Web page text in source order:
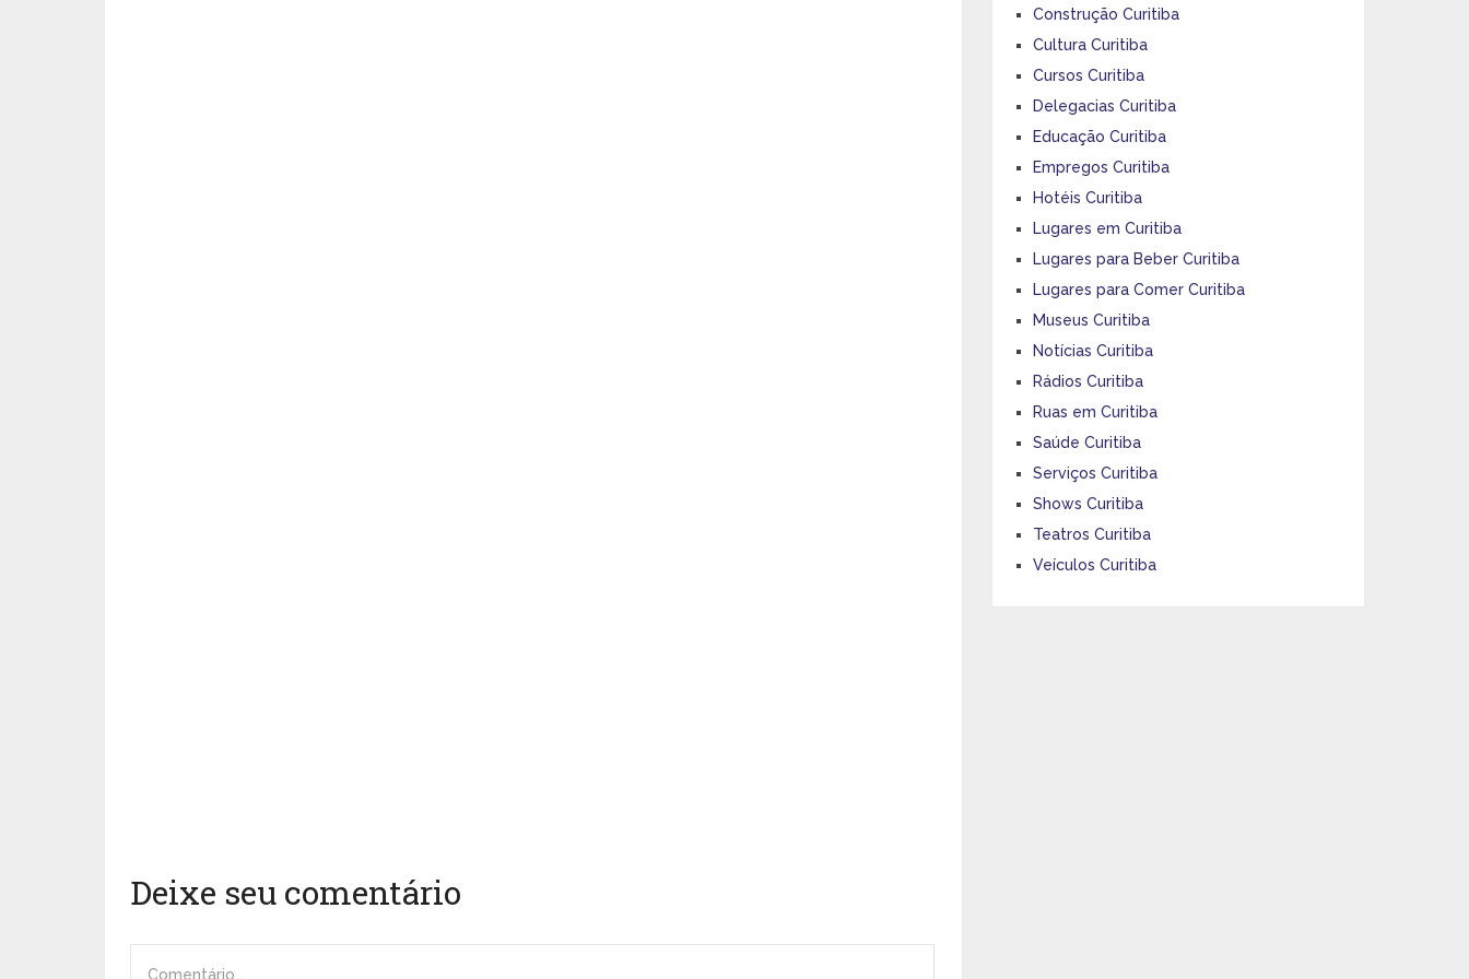
Deixe seu comentário
Construção Curitiba
Cultura Curitiba
Cursos Curitiba
Delegacias Curitiba
Educação Curitiba
Empregos Curitiba
Hotéis Curitiba
Lugares em Curitiba
Lugares para Beber Curitiba
Lugares para Comer Curitiba
Museus Curitiba
Notícias Curitiba
Rádios Curitiba
Ruas em Curitiba
Saúde Curitiba
Serviços Curitiba
Shows Curitiba
Teatros Curitiba
Veículos Curitiba